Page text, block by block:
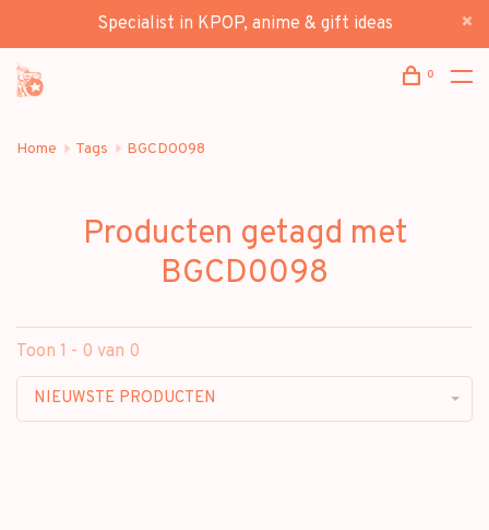
Specialist in KPOP, anime & gift ideas
0
Home Tags BGCD0098
Producten getagd met
BGCD0098
Toon 1 - 0 van 0
NIEUWSTE PRODUCTEN